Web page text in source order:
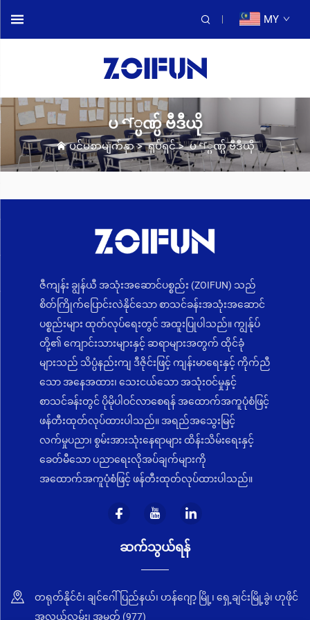
MY
ပণ္ပဏ္ပ် ဗီဒီယို
ပင်မစာမျက်နှာ>ရုပ်ရှင်>ပণ္ပဏ္ပ် ဗီဒီယို
ဇီကျန်း ချွန်ယီ အသုံးအဆောင်ပစ္စည်း (ZOIFUN) သည်
စိတ်ကြိုက်ပြောင်းလဲနိုင်သော စာသင်ခန်းအသုံးအဆောင်
ပစ္စည်းများ ထုတ်လုပ်ရေးတွင် အထူးပြုပါသည်။ ကျွန်ုပ်
တို့၏ ကျောင်းသားများနှင့် ဆရာများအတွက် ထိုင်ခုံ
များသည် သိပ္ပံနည်းကျ ဒီဇိုင်းဖြင့် ကျန်းမာရေးနှင့် ကိုက်ညီ
သော အနေအထား၊ သေးငယ်သော အသုံးဝင်မှုနှင့်
စာသင်ခန်းတွင် ပိုမိုပါဝင်လာစေရန် အထောက်အကူပုံစံဖြင့်
ဖန်တီးထုတ်လုပ်ထားပါသည်။ အရည်အသွေးမြင့်
လက်မှုပညာ၊ စွမ်းအားသုံးနေရာများ ထိန်းသိမ်းရေးနှင့်
ခေတ်မီသော ပညာရေးလိုအပ်ချက်များကို
အထောက်အကူပုံစံဖြင့် ဖန်တီးထုတ်လုပ်ထားပါသည်။
ဆက်သွယ်ရန်
တရုတ်နိုင်ငံ၊ ချင်ဂေါ် ပြည်နယ်၊ ဟန်ဂျော့ မြို့၊ ရှေ့ချင်းမြို့ခွဲ၊ ဟုဖိုင်
အလယ်လမ်း၊ အမှတ် (977)